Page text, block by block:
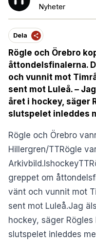
Nyheter
Dela
Rögle och Örebro
åttondelsfinalerna.
och vunnit mot
sent mot Luleå. –
året i hockey, säger
slutspelet inleddes
Rögle och Örebro
Hillergren/TTRögle
greppet om
vänt och vunnit mot
sent mot Luleå.Jag
hockey, säger Rögles
slutspelet inleddes